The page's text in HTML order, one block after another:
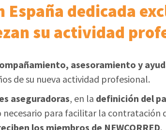
España dedicada
su actividad
asesoramiento y
de su nueva actividad profesional.
aseguradoras, en la definición del
para facilitar la contratación
los miembros de NEWCORRED.